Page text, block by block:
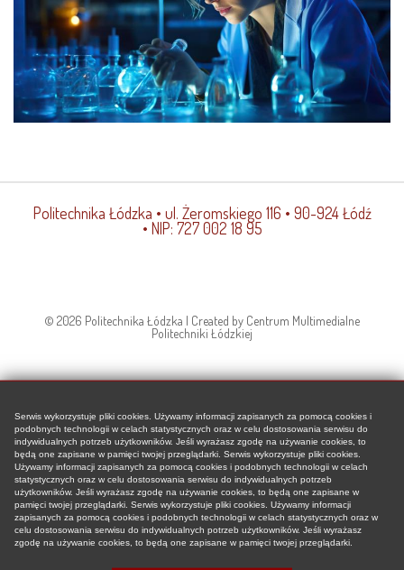
Politechnika Łódzka • ul. Żeromskiego 116 • 90-924 Łódź
• NIP: 727 002 18 95
© 2026 Politechnika Łódzka | Created by Centrum Multimedialne
Politechniki Łódzkiej
Serwis wykorzystuje pliki cookies. Używamy informacji zapisanych za pomocą cookies i
podobnych technologii w celach statystycznych oraz w celu dostosowania serwisu do
indywidualnych potrzeb użytkowników. Jeśli wyrażasz zgodę na używanie cookies, to
będą one zapisane w pamięci twojej przeglądarki. Serwis wykorzystuje pliki cookies.
Używamy informacji zapisanych za pomocą cookies i podobnych technologii w celach
statystycznych oraz w celu dostosowania serwisu do indywidualnych potrzeb
użytkowników. Jeśli wyrażasz zgodę na używanie cookies, to będą one zapisane w
pamięci twojej przeglądarki. Serwis wykorzystuje pliki cookies. Używamy informacji
zapisanych za pomocą cookies i podobnych technologii w celach statystycznych oraz w
celu dostosowania serwisu do indywidualnych potrzeb użytkowników. Jeśli wyrażasz
zgodę na używanie cookies, to będą one zapisane w pamięci twojej przeglądarki.